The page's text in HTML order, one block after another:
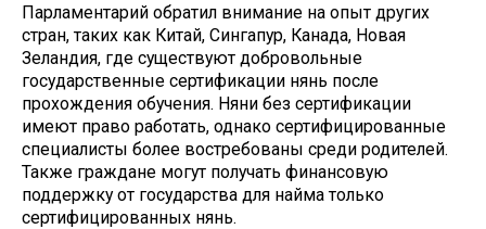
Парламентарий обратил внимание на опыт других
стран, таких как Китай, Сингапур, Канада, Новая
Зеландия, где существуют добровольные
государственные сертификации нянь после
прохождения обучения. Няни без сертификации
имеют право работать, однако сертифицированные
специалисты более востребованы среди родителей.
Также граждане могут получать финансовую
поддержку от государства для найма только
сертифицированных нянь.